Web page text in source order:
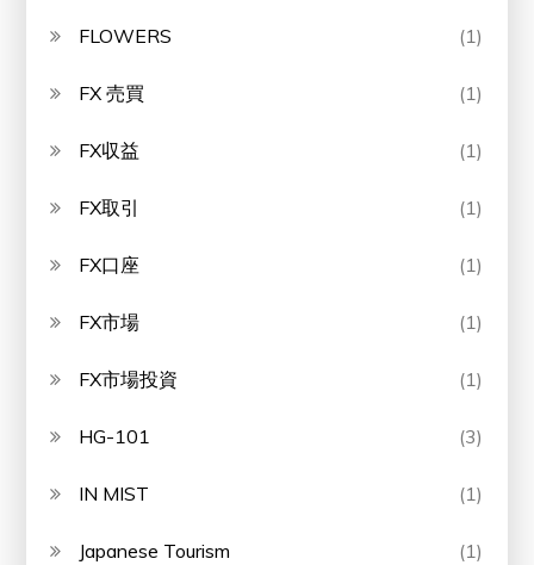
FLOWERS (1)
FX 売買 (1)
FX収益 (1)
FX取引 (1)
FX口座 (1)
FX市場 (1)
FX市場投資 (1)
HG-101 (3)
IN MIST (1)
Japanese Tourism (1)